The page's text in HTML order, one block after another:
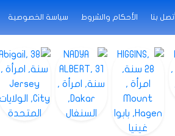
أتصل بنا الأحكام والشروط سياسة الخصوصية